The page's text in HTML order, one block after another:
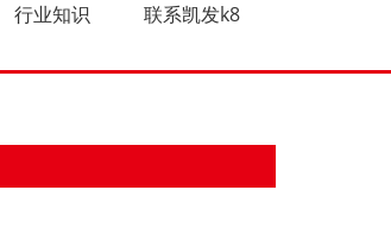
行业知识 联系凯发k8